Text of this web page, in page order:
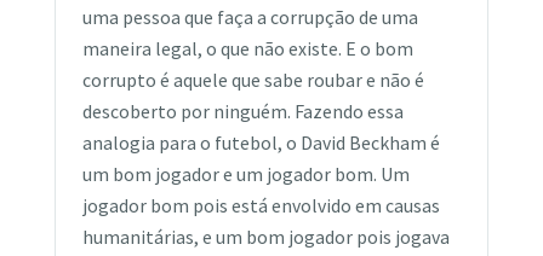
uma pessoa que faça a corrupção de uma
maneira legal, o que não existe. E o bom
corrupto é aquele que sabe roubar e não é
descoberto por ninguém. Fazendo essa
analogia para o futebol, o David Beckham é
um bom jogador e um jogador bom. Um
jogador bom pois está envolvido em causas
humanitárias, e um bom jogador pois jogava